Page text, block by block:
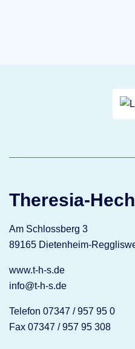
Theresia-
Am Schlossberg 3
89165 Dietenheim-
www.t-h-s.de
info@t-h-s.de
Telefon 07347 / 957 95 0
Fax 07347 / 957 95 308